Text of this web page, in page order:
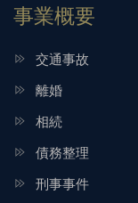
事業概要
交通事故
離婚
相続
債務整理
刑事事件